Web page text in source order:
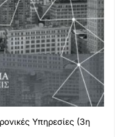
Υπηρεσίες (3η